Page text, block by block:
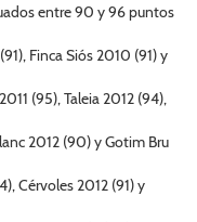
entre 90 y 96 puntos
Finca Siós 2010 (91) y
(95), Taleia 2012 (94),
2012 (90) y Gotim Bru
Cérvoles 2012 (91) y